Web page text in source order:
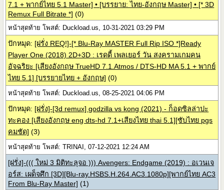
7.1 + พากย์ไทย 5.1 Master] • [บรรยาย: ไทย-อังกฤษ Master] • [* 3D
Remux Full Bitrate *] (0)
หน้าสุดท้าย โพสต์: Duckload.us, 10-31-2021 03:29 PM
ปักหมุด: [ฝรั่ง REQ!]-[* Blu-Ray MASTER Full Rip ISO *]Ready
Player One (2018) 2D+3D : เรดดี้ เพลเยอร์ วัน สงครามเกมคน
อัจฉริยะ [เสียงอังกฤษ TrueHD 7.1.Atmos / DTS-HD MA 5.1 + พากย์
ไทย 5.1] [บรรยายไทย + อังกฤษ] (0)
หน้าสุดท้าย โพสต์: Duckload.us, 08-25-2021 04:06 PM
ปักหมุด: [ฝรั่ง]-[3d remux] godzilla vs kong (2021) - ก็อดซิลล่าปะ
ทะคอง [เสียงอังกฤษ eng dts-hd 7.1+เสียงไทย thai 5.1][ซับไทย pgs
คมชัด] (3)
หน้าสุดท้าย โพสต์: TRINAI, 07-12-2021 12:24 AM
[ฝรั่ง]-((( ใหม่ 3 มิติทะลุจอ ))) Avengers: Endgame (2019) : อเวนเจ
อร์ส: เผด็จศึก [3D][Blu-ray.HSBS.H.264.AC3.1080p][พากย์ไทย AC3
From Blu-Ray Master] (1)